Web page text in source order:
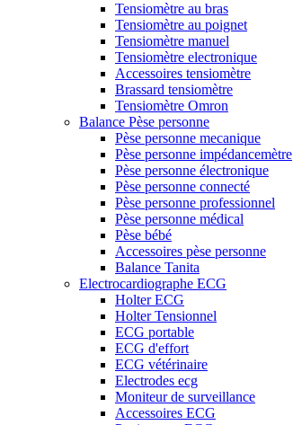
Tensiomètre au bras
Tensiomètre au poignet
Tensiomètre manuel
Tensiomètre electronique
Accessoires tensiomètre
Brassard tensiomètre
Tensiomètre Omron
Balance Pèse personne
Pèse personne mecanique
Pèse personne impédancemètre
Pèse personne électronique
Pèse personne connecté
Pèse personne professionnel
Pèse personne médical
Pèse bébé
Accessoires pèse personne
Balance Tanita
Electrocardiographe ECG
Holter ECG
Holter Tensionnel
ECG portable
ECG d'effort
ECG vétérinaire
Electrodes ecg
Moniteur de surveillance
Accessoires ECG